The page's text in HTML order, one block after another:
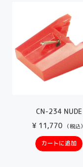
CN-234 NUDE
¥11,770 （税込）
カートに追加